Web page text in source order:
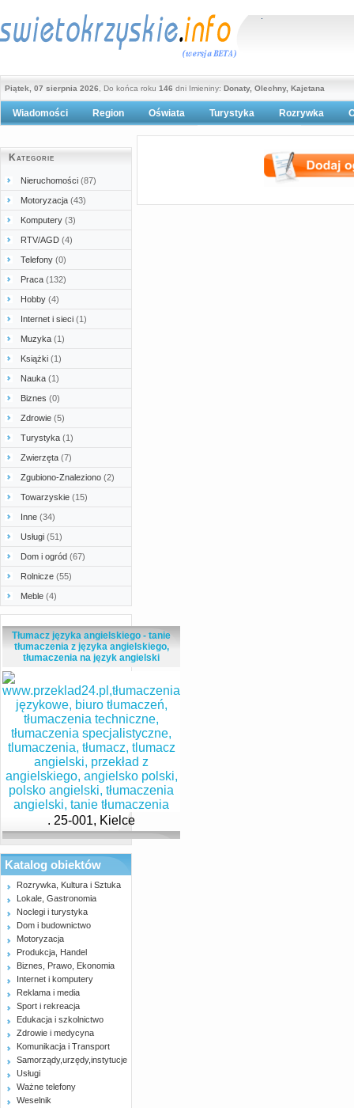
Piątek, 07 sierpnia 2026 , Do końca roku 146 dni Imieniny: Donaty, Olechny, Kajetana
Wiadomości Region Oświata Turystyka
Polityka prywatności
Rozrywka
Kategorie
Nieruchomości (87)
Motoryzacja (43)
Komputery (3)
RTV/AGD (4)
Telefony (0)
Praca (132)
Hobby (4)
Internet i sieci (1)
Muzyka (1)
Książki (1)
Nauka (1)
Biznes (0)
Zdrowie (5)
Turystyka (1)
Zwierzęta (7)
Zgubiono-Znaleziono (2)
Towarzyskie (15)
Inne (34)
Usługi (51)
Dom i ogród (67)
Rolnicze (55)
Meble (4)
Tłumacz języka angielskiego - tanie
tłumaczenia z języka angielskiego,
tłumaczenia na język angielski
. 25-001, Kielce
Katalog obiektów
Rozrywka, Kultura i Sztuka
Lokale, Gastronomia
Noclegi i turystyka
Dom i budownictwo
Motoryzacja
Produkcja, Handel
Biznes, Prawo, Ekonomia
Internet i komputery
Reklama i media
Sport i rekreacja
Edukacja i szkolnictwo
Zdrowie i medycyna
Komunikacja i Transport
Samorządy,urzędy,instytucje
Usługi
Ważne telefony
Weselnik